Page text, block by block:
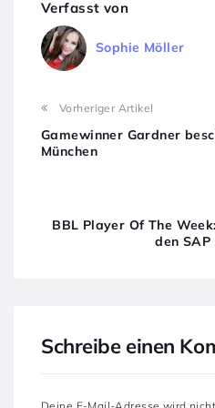
Verfasst von
Sophie Möller
Vorheriger Artikel
Gamewinner Gardner
München
BBL Player Of The
den
Schreibe einen